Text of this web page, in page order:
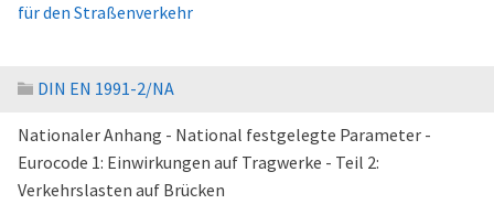
für den Straßenverkehr
DIN EN 1991-2/NA
Nationaler Anhang - National festgelegte Parameter -
Eurocode 1: Einwirkungen auf Tragwerke - Teil 2:
Verkehrslasten auf Brücken